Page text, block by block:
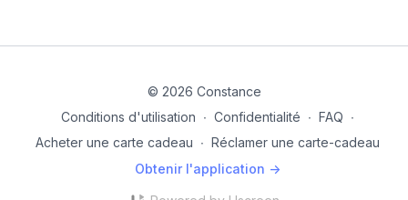
© 2026 Constance
Conditions d'utilisation ∙ Confidentialité ∙ FAQ ∙
Acheter une carte cadeau ∙ Réclamer une carte-cadeau
Obtenir l'application ->